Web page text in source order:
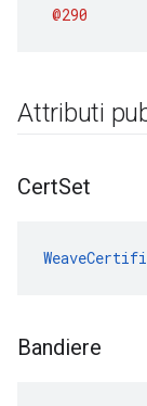
@290
Attributi
CertSet
Bandiere